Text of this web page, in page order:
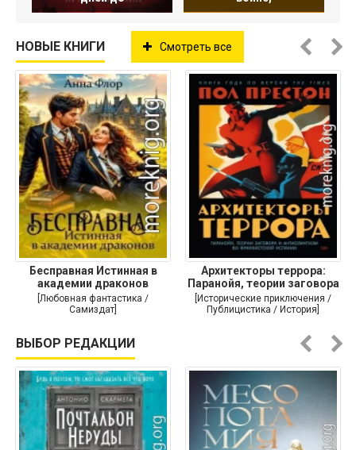
НОВЫЕ КНИГИ Смотреть все
Бесправная Истинная в
академии драконов
[Любовная фантастика /
Самиздат]
Архитекторы террора:
Паранойя, теории заговора
и
[Исторические приключения /
Публицистика / История]
ВЫБОР РЕДАКЦИИ